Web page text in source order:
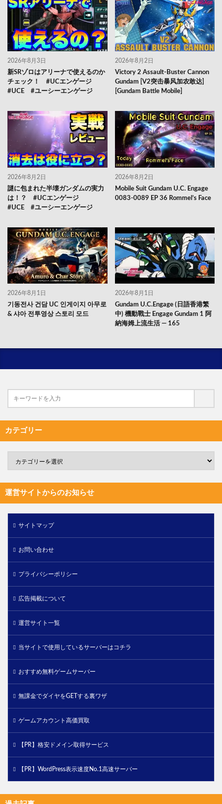
2026年8月3日
新SRゾロはアリーナで使えるのか
チェック！ #UCエンゲージ
#UCE #ユーシーエンゲージ
2026年8月2日
Victory 2 Assault-Buster Cannon
Gundam [V2突击暴风加农敢达]
[Gundam Battle Mobile]
2026年8月2日
謎に包まれた半壊ガンダムの実力
は！？ #UCエンゲージ
#UCE #ユーシーエンゲージ
2026年8月2日
Mobile Suit Gundam U.C. Engage
0083-0089 EP 36 Rommel’s Face
2026年8月1日
기동전사 건담 UC 인게이지 아무로
& 샤아 전투영상 스토리 모드
2026年8月1日
Gundam U.C.Engage (日語香港繁
中) 機動戰士 Engage Gundam 1 阿
納海姆上流生活 — 165
カテゴリー
運営サイトからのお知らせ
サイトマップ
お問い合わせ
プライバシーポリシー
広告掲載について
運営サイト一覧
当サイトで使用しているサーバーはコチラ
おすすめ無料ゲームサーバー
無課金でダイヤをGETする裏ワザ
ゲームアカウント高価買取
【PR】格安ドメイン取得サービス
【PR】WordPress表示速度No.1高速サーバー